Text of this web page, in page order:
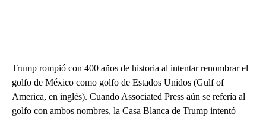
Trump rompió con 400 años de historia al intentar renombrar el
golfo de México como golfo de Estados Unidos (Gulf of
America, en inglés). Cuando Associated Press aún se refería al
golfo con ambos nombres, la Casa Blanca de Trump intentó